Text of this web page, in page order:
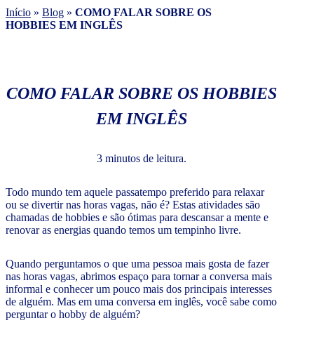
Início » Blog » COMO FALAR SOBRE OS
HOBBIES EM INGLÊS
COMO FALAR SOBRE OS HOBBIES
EM INGLÊS
3 minutos de leitura.
Todo mundo tem aquele passatempo preferido para relaxar
ou se divertir nas horas vagas, não é? Estas atividades são
chamadas de hobbies e são ótimas para descansar a mente e
renovar as energias quando temos um tempinho livre.
Quando perguntamos o que uma pessoa mais gosta de fazer
nas horas vagas, abrimos espaço para tornar a conversa mais
informal e conhecer um pouco mais dos principais interesses
de alguém. Mas em uma conversa em inglês, você sabe como
perguntar o hobby de alguém?